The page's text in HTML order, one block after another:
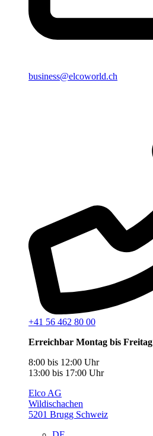
business@elcoworld.ch
+41 56 462 80 00
Erreichbar Montag bis Freitag
8:00 bis 12:00 Uhr
13:00 bis 17:00 Uhr
Elco AG
Wildischachen
5201 Brugg Schweiz